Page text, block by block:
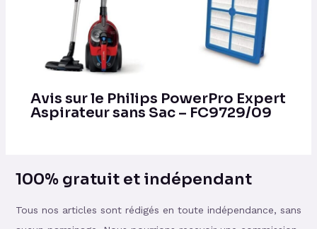
Avis sur le Philips PowerPro Expert
Aspirateur sans Sac – FC9729/09
100% gratuit et indépendant
Tous nos articles sont rédigés en toute indépendance, sans